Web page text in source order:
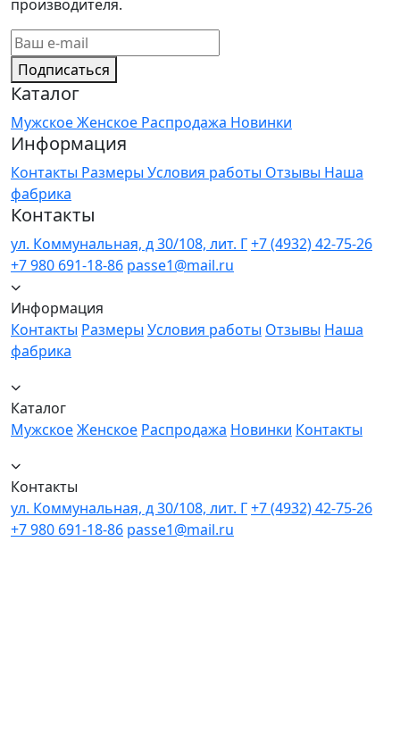
производителя.
Подписаться
Каталог
МужскоеЖенское Распродажа Новинки
Информация
Контакты Размеры Условия работы Отзывы Наша
фабрика
Контакты
ул. Коммунальная, д 30/108, лит. Г+7 (4932) 42-75-26
+7 980 691-18-86 passe1@mail.ru
Информация
Контакты Размеры Условия работы Отзывы Наша
фабрика
Каталог
МужскоеЖенское Распродажа Новинки Контакты
Контакты
ул. Коммунальная, д 30/108, лит. Г+7 (4932) 42-75-26
+7 980 691-18-86 passe1@mail.ru